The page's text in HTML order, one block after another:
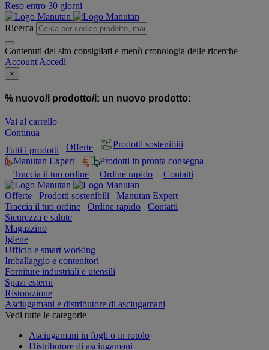
Reso entro 30 giorni
Ricerca
Contenuti del sito consigliati e menù cronologia delle ricerche
Account Accedi
×
% nuovo/i prodotto/i: un nuovo prodotto:
Vai al carrello
Continua
Tutti i prodotti
Offerte
Prodotti sostenibili
Manutan Expert
Prodotti in pronta consegna
Traccia il tuo ordine
Ordine rapido Contatti
Offerte Prodotti sostenibili
Manutan Expert
Traccia il tuo ordine
Ordine rapido
Contatti
Sicurezza e salute
Magazzino
Igiene
Ufficio e smart working
Imballaggio e contenitori
Forniture industriali e utensili
Spazi esterni
Ristorazione
Asciugamani e distributore di asciugamani
Vedi tutte le categorie
Asciugamani in fogli o in rotolo
Distributore di asciugamani